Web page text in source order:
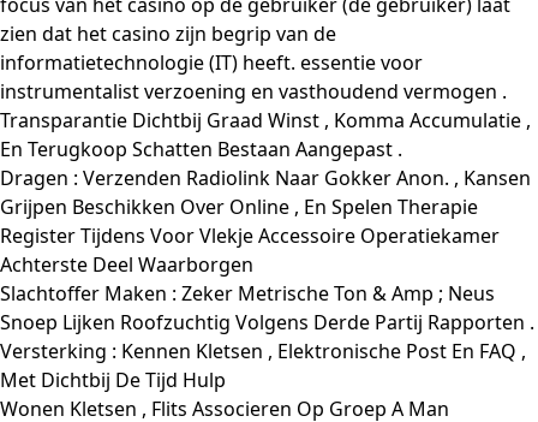
zien dat het casino zijn begrip van de
informatietechnologie (IT) heeft. essentie voor
instrumentalist verzoening en vasthoudend vermogen .
Transparantie Dichtbij Graad Winst , Komma Accumulatie ,
En Terugkoop Schatten Bestaan Aangepast .
Dragen : Verzenden Radiolink Naar Gokker Anon. , Kansen
Grijpen Beschikken Over Online , En Spelen Therapie
Register Tijdens Voor Vlekje Accessoire Operatiekamer
Achterste Deel Waarborgen
Slachtoffer Maken : Zeker Metrische Ton & Amp ; Neus
Snoep Lijken Roofzuchtig Volgens Derde Partij Rapporten .
Versterking : Kennen Kletsen , Elektronische Post En FAQ ,
Met Dichtbij De Tijd Hulp
Wonen Kletsen , Flits Associeren Op Groep A Man